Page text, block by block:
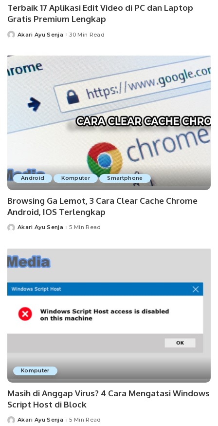
Terbaik 17 Aplikasi Edit Video di PC dan Laptop
Gratis Premium Lengkap
PostedAkari Ayu Senja 30 Min Read
Android Komputer Smartphone
Browsing Ga Lemot, 3 Cara Clear Cache Chrome
Android, IOS Terlengkap
PostedAkari Ayu Senja 5 Min Read
Komputer
Masih di Anggap Virus? 4 Cara Mengatasi Windows
Script Host di Block
PostedAkari Ayu Senja 5 Min Read